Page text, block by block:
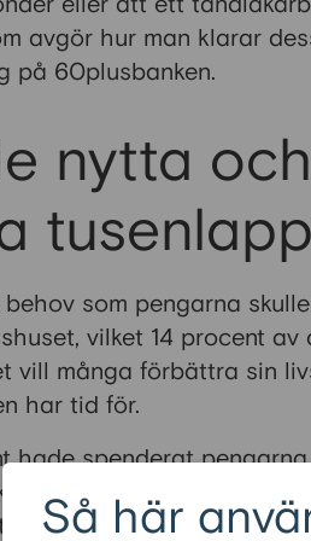
Så här
avgör hur man klarar
på 60plusbanken.
nytta
som pengarna
vilket 14 procent
vill många förbättra sin
har tid för.
hade spenderat
många hade använt de
över vad